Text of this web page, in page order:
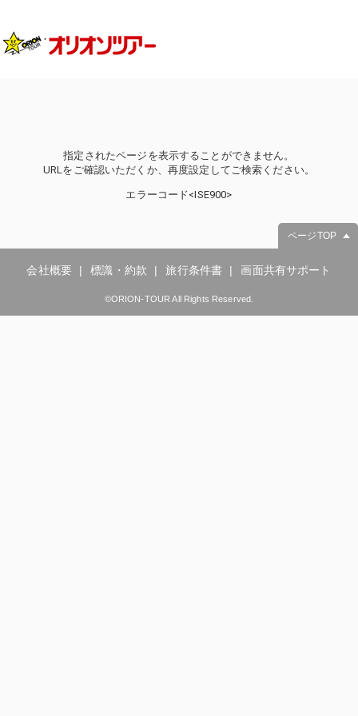
指定されたページを表示することができません。
URLをご確認いただくか、再度設定してご検索ください。
エラーコード<ISE900>
ページTOP
会社概要 標識・約款 旅行条件書 画面共有サポート
©ORION-TOUR All Rights Reserved.